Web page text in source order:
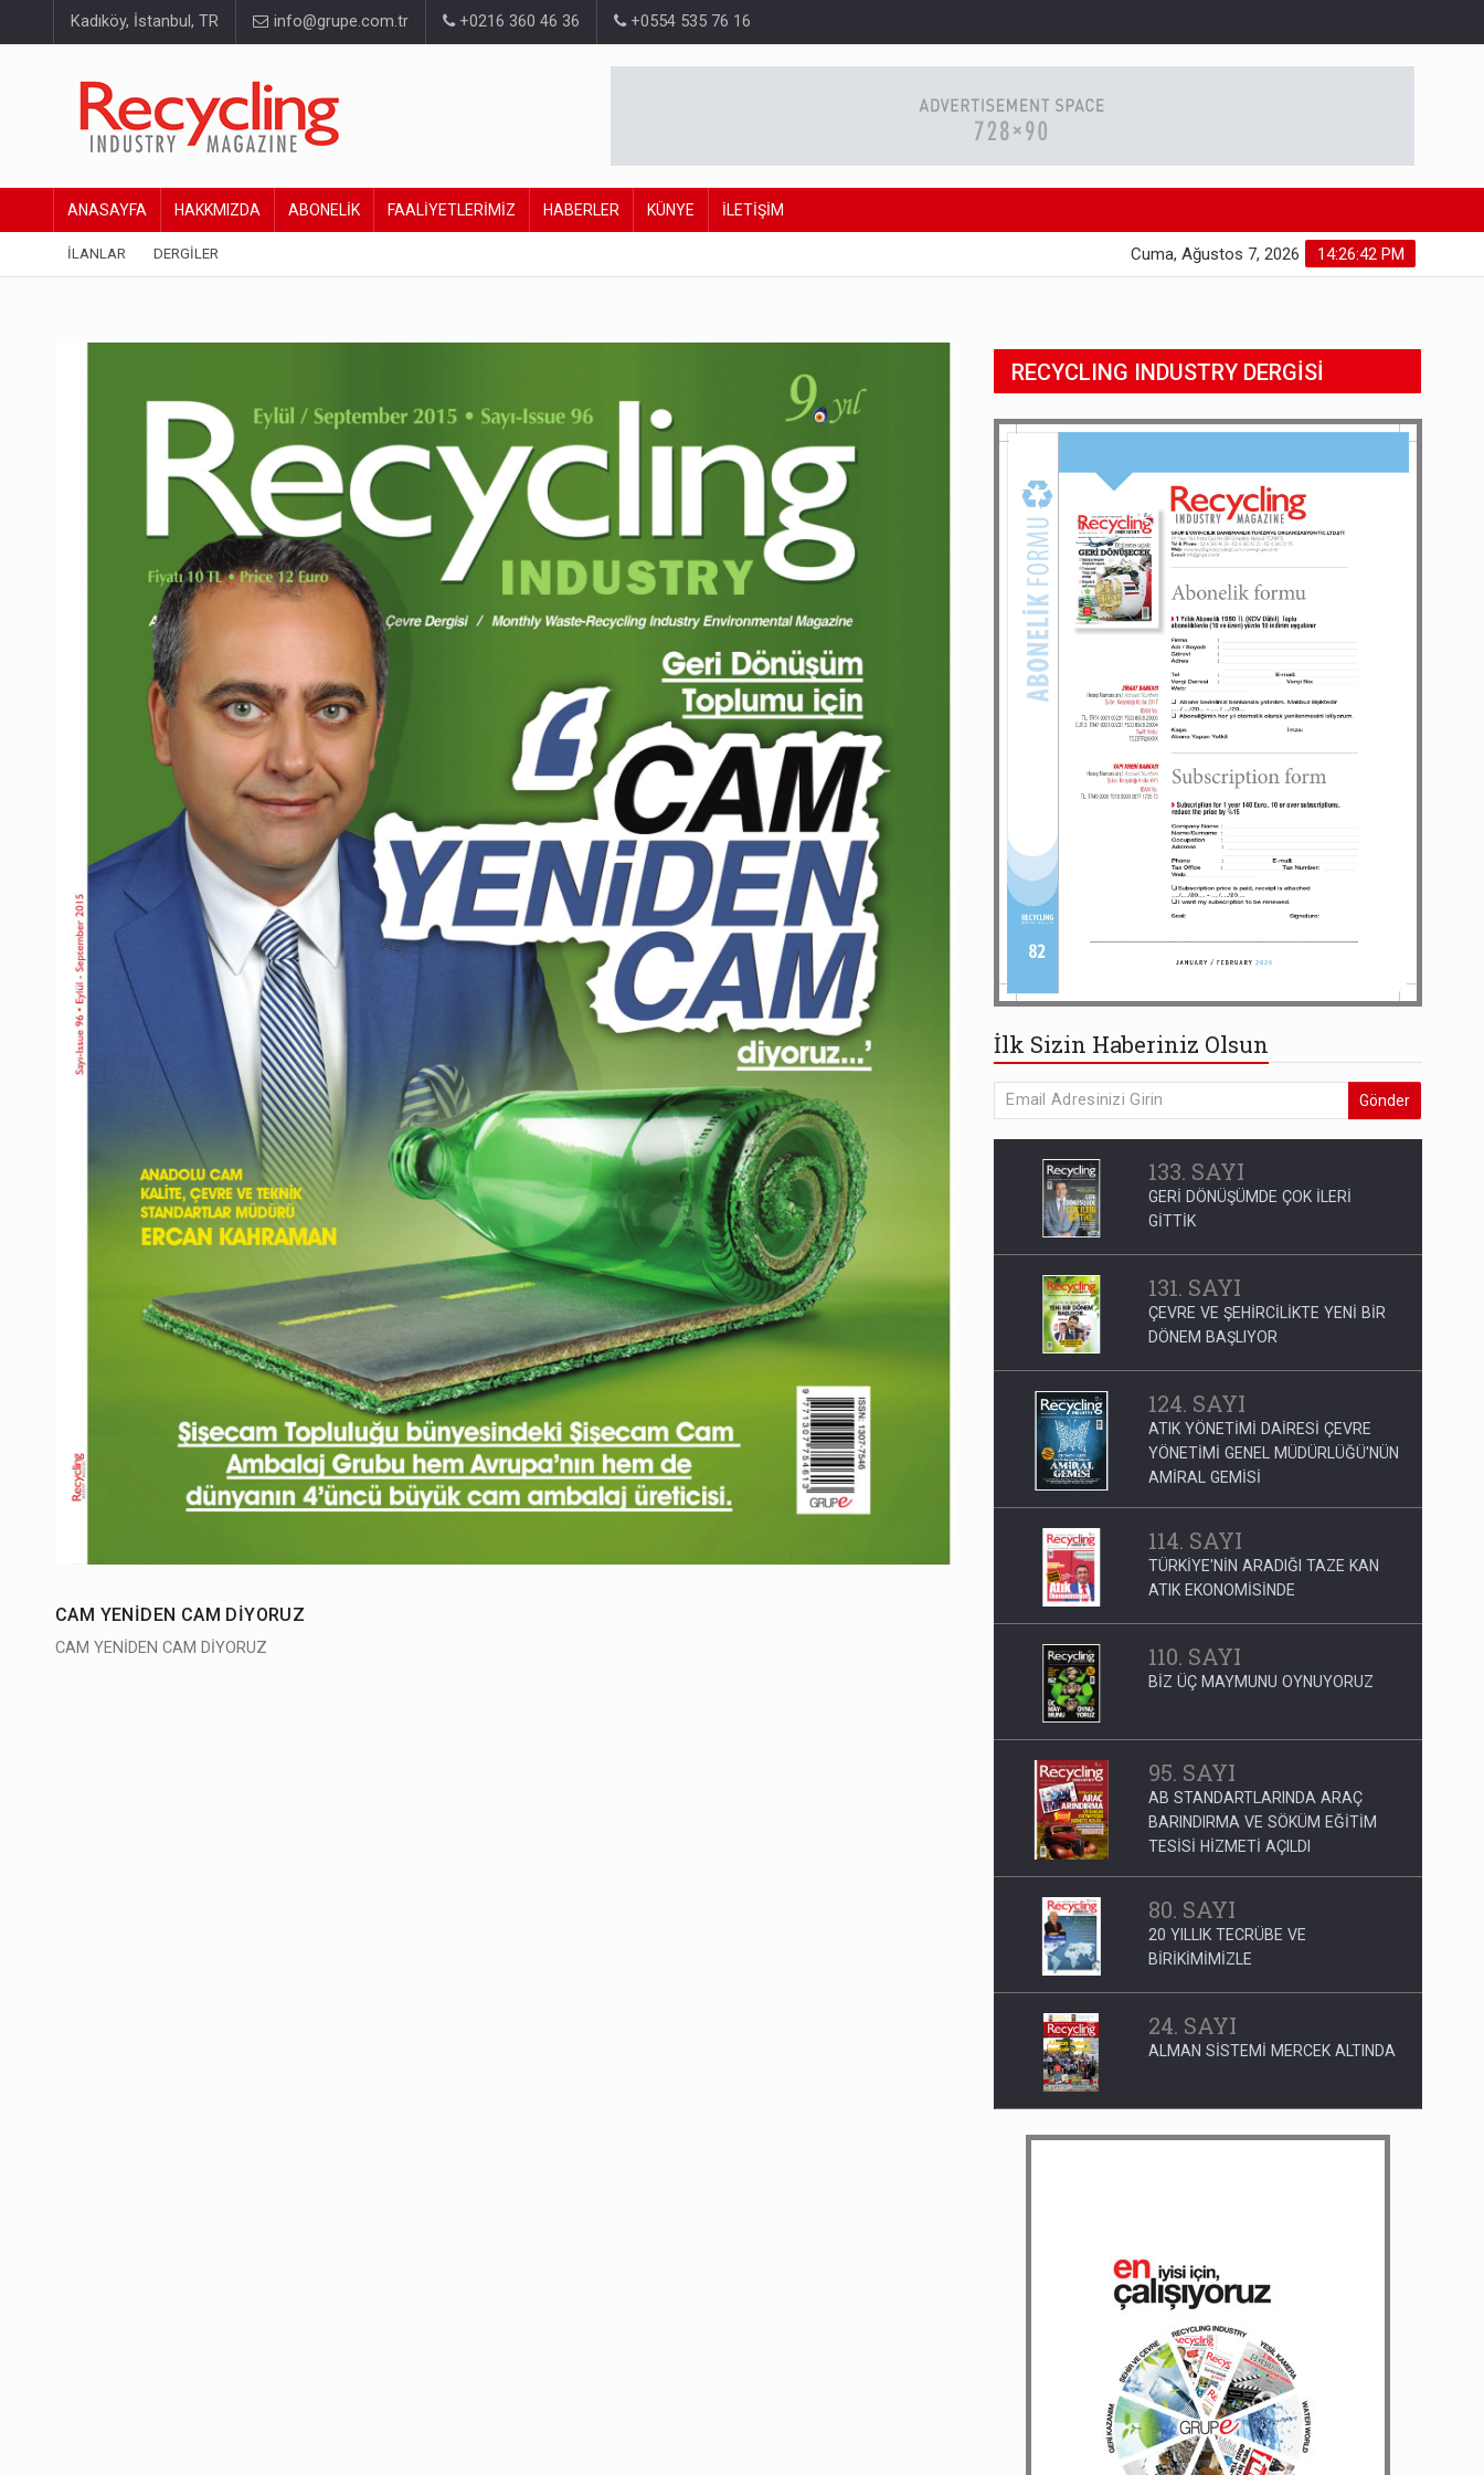
Kadıköy, İstanbul, TR info@grupe.com.tr +0216 360 46 36 +0554 535 76 16
ANASAYFA HAKKMIZDA ABONELİK FAALİYETLERİMİZ HABERLER KÜNYE İLETİŞİM
İLANLAR DERGİLER 14:26:43 PM
Cuma, Ağustos 7, 2026
CAM YENİDEN CAM DİYORUZ
CAM YENİDEN CAM DİYORUZ
RECYCLING INDUSTRY DERGİSİ
İlk Sizin Haberiniz Olsun
Gönder
133. SAYI
GERİ DÖNÜŞÜMDE ÇOK İLERİ
GİTTİK
131. SAYI
ÇEVRE VE ŞEHİRCİLİKTE YENİ BİR
DÖNEM BAŞLIYOR
124. SAYI
ATIK YÖNETİMİ DAİRESİ ÇEVRE
YÖNETİMİ GENEL MÜDÜRLÜĞÜ'NÜN
AMİRAL GEMİSİ
114. SAYI
TÜRKİYE'NİN ARADIĞI TAZE KAN
ATIK EKONOMİSİNDE
110. SAYI
BİZ ÜÇ MAYMUNU OYNUYORUZ
95. SAYI
AB STANDARTLARINDA ARAÇ
BARINDIRMA VE SÖKÜM EĞİTİM
TESİSİ HİZMETİ AÇILDI
80. SAYI
20 YILLIK TECRÜBE VE
BİRİKİMİMİZLE
24. SAYI
ALMAN SİSTEMİ MERCEK ALTINDA
1. SAYI